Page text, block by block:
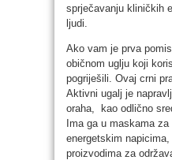
sprječavanju kliničkih
ljudi.
Ako vam je prva
običnom uglju koji
pogriješili. Ovaj crni
Aktivni ugalj je
oraha, kao odlično
Ima ga u maskama
energetskim
proizvodima za